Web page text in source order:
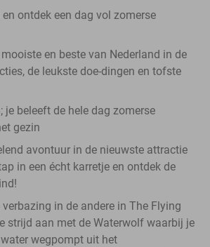
ontdek een dag vol zomerse
en beste van Nederland in de
de leukste doe-dingen en tofste
je beleeft de hele dag zomerse
gezin
avontuur in de nieuwste attractie
in een écht karretje en ontdek de
in de andere in The Flying
strijd aan met de Waterwolf waarbij je
wegpompt uit het